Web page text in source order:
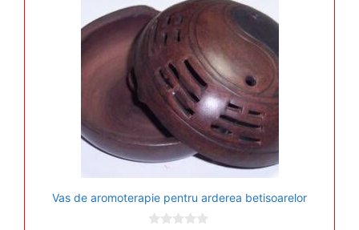
Vas de aromoterapie pentru arderea betisoarelor